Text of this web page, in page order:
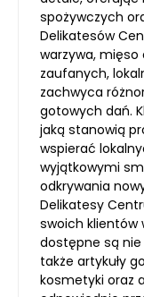
spożywczych
Delikatesów
warzywa,
zaufanych,
zachwyca
gotowych dań.
jaką stanowią
wspierać
wyjątkowymi
odkrywania
Delikatesy
swoich klientów
dostępne są
także artykuły
kosmetyki oraz